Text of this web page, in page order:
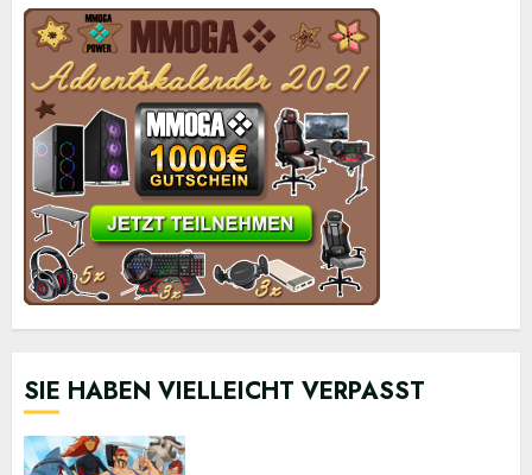
SIE HABEN VIELLEICHT VERPASST